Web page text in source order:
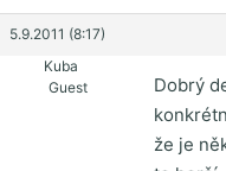
5.9.2011 (8:17)
Kuba
Guest
Dobrý
že je